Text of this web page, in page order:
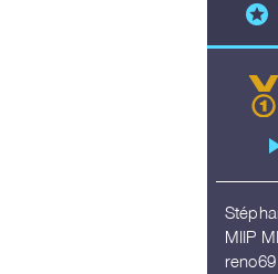
stars
MIIP
reno69